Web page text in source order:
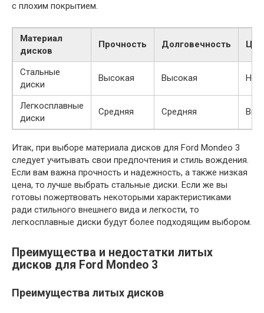
с плохим покрытием.
Материал
дисков
Прочность Долговечность
Стальные
диски
Высокая Высокая
Легкосплавные
диски
Средняя Средняя
Итак, при выборе материала дисков для Ford Mondeo 3
следует учитывать свои предпочтения и стиль вождения.
Если вам важна прочность и надежность, а также низкая
цена, то лучше выбрать стальные диски. Если же вы
готовы пожертвовать некоторыми характеристиками
ради стильного внешнего вида и легкости, то
легкосплавные диски будут более подходящим выбором.
Преимущества и недостатки литых
дисков для Ford Mondeo 3
Преимущества литых дисков